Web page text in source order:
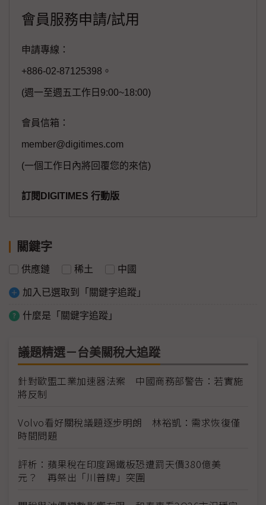
會員服務申請/試用
申請專線：
+886-02-87125398。
(週一至週五工作日9:00~18:00)
會員信箱：
member@digitimes.com
(一個工作日內將回覆您的來信)
訂閱DIGITIMES 行動版
關鍵字
供應鏈 稀土 中國
加入已選取到「關鍵字追蹤」
什麼是「關鍵字追蹤」
議題精選－台美關稅大追蹤
針對歐盟工業加速器法案 中國商務部警告：若實施
將反制
Volvo看好關稅議題逐步明朗 林裕凱：需求恢復僅
時間問題
評析：蘋果稅在印度踢鐵板恐遭罰天價380億美
元？ 再祭出「川普牌」突圍